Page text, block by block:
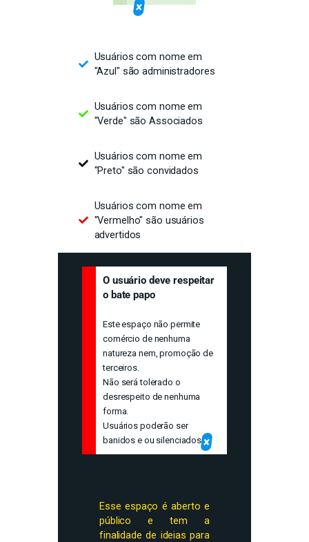
×
Usuários com nome em
"Azul" são administradores
Usuários com nome em
"Verde" são Associados
Usuários com nome em
"Preto" são convidados
Usuários com nome em
"Vermelho" são usuários
advertidos
O usuário deve respeitar
o bate papo
Este espaço não permite
comércio de nenhuma
natureza nem, promoção de
terceiros.
Não será tolerado o
desrespeito de nenhuma
forma.
Usuários poderão ser
banidos e ou silenciados×
Esse espaço é aberto e
público e tem a
finalidade de ideias para